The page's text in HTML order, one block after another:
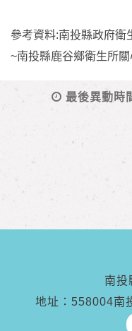
參考資料:南投縣政府衛
~南投縣鹿谷鄉衛生所
最後異動時
南投
地址：558004南